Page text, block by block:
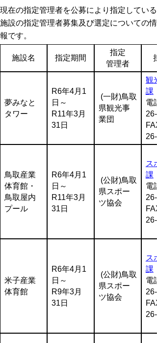
現在の指定管理者を公募により指定している
施設の指定管理者募集及び選定についての情
報です。
施設名 指定期間
指定
管理者
夢みなと
タワー
R6年4月1
日～
R11年3月
31日
(一財)鳥取
県観光事
業団
観
課
電
鳥取産業
体育館・
鳥取屋内
プール
R6年4月1
日～
R11年3月
31日
(公財)鳥取
県スポー
ツ協会
ス
課
電
米子産業
体育館
R6年4月1
日～
R9年3月
31日
(公財)鳥取
県スポー
ツ協会
ス
課
電